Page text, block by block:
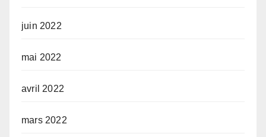
juin 2022
mai 2022
avril 2022
mars 2022